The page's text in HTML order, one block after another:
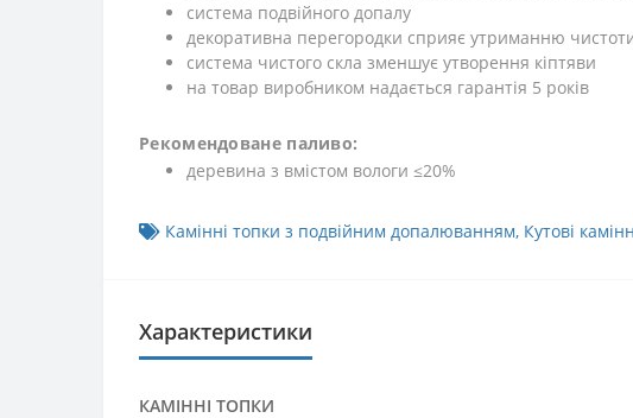
система подвійного допалу
декоративна перегородки сприяє утриманню
система чистого скла зменшує утворення кіптяви
на товар виробником надається гарантія 5 років
Рекомендоване паливо:
деревина з вмістом вологи ≤20%
Камінні топки з подвійним допалюванням, Кутові
Характеристики
КАМІННІ ТОПКИ